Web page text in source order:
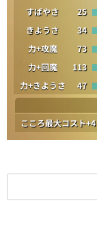
すばやさ
25
きようさ
34
力+攻魔
73
力+回魔
113
力+きようさ
47
こころ最大コスト+4